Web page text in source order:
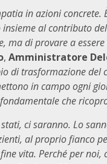
in azioni
al contributo
ma di provare a
, Amministratore
di trasformazione
in campo ogni
che
ci saranno. Lo
al proprio fianco
vita. Perché per